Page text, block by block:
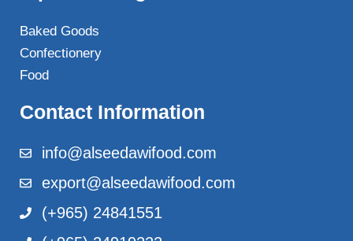
Baked Goods
Confectionery
Food
Contact Information
info@alseedawifood.com
export@alseedawifood.com
(+965) 24841551